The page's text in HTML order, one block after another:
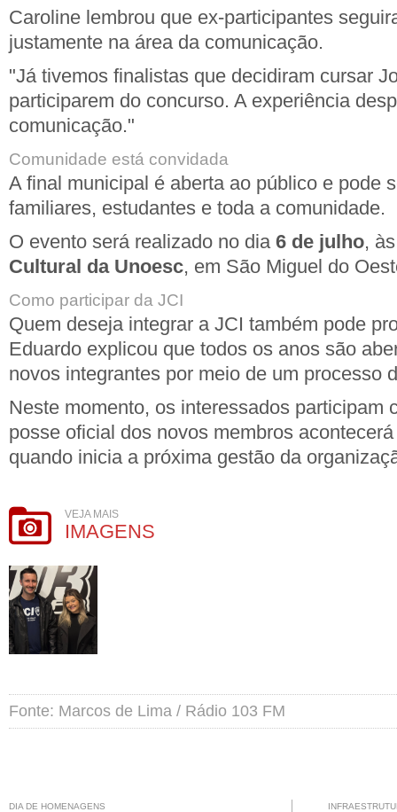
Caroline lembrou que ex-participantes
justamente na área da comunicação.
"Já tivemos finalistas que decidiram cursar
participarem do concurso. A experiência
comunicação."
Comunidade está convidada
A final municipal é aberta ao público e pode
familiares, estudantes e toda a comunidade.
O evento será realizado no dia 6 de julho,
Cultural da Unoesc, em São Miguel do
Como participar da JCI
Quem deseja integrar a JCI também pode
Eduardo explicou que todos os anos são
novos integrantes por meio de um processo
Neste momento, os interessados participam
posse oficial dos novos membros
quando inicia a próxima gestão da
VEJA MAIS
IMAGENS
Fonte: Marcos de Lima / Rádio 103 FM
DIA DE HOMENAGENS